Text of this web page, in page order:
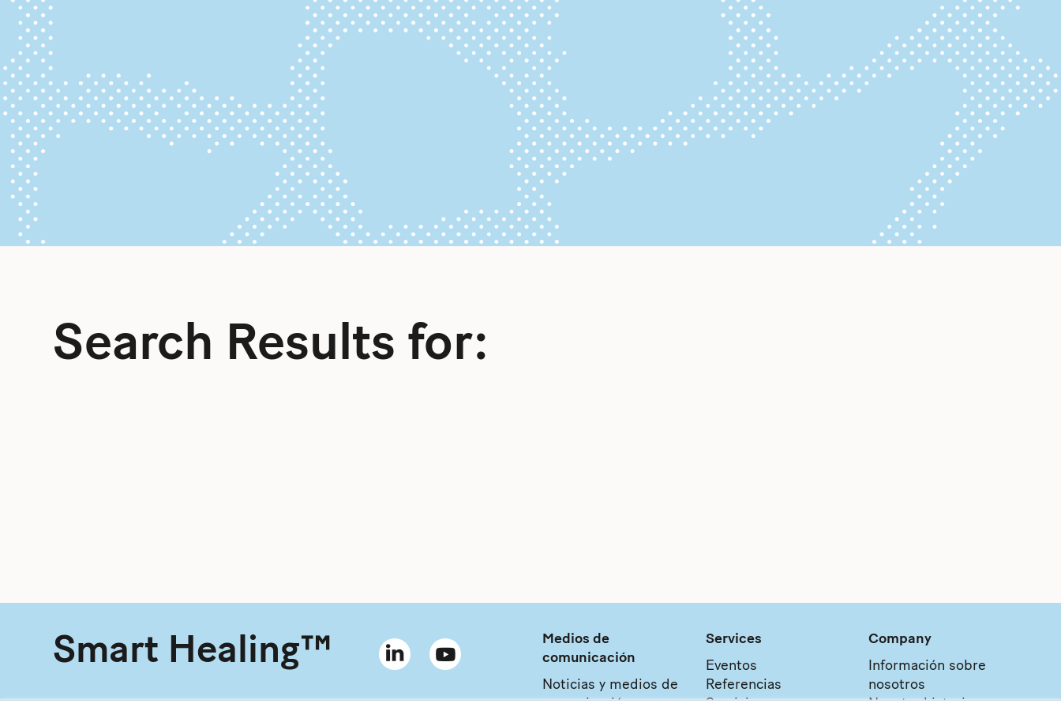
Search Results for:
Smart Healing™
Medios de
comunicación
Noticias y medios de
Services
Eventos
Referencias
Company
Información sobre
nosotros